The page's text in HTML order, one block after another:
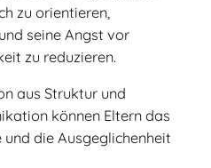
zu orientieren,
seine Angst vor
zu reduzieren.
aus Struktur und
können Eltern das
die Ausgeglichenheit